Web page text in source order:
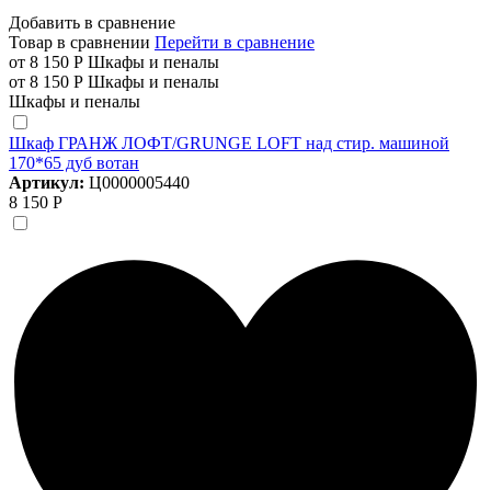
Добавить в сравнение
Товар в сравнении Перейти в сравнение
от 8 150 Р Шкафы и пеналы
от 8 150 Р Шкафы и пеналы
Шкафы и пеналы
Шкаф ГРАНЖ ЛОФТ/GRUNGE LOFT над стир. машиной
170*65 дуб вотан
Артикул: Ц0000005440
8 150 Р